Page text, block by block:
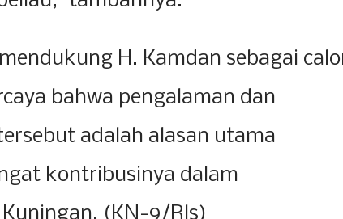
H. Kamdan sebagai
bahwa pengalaman dan
adalah alasan utama
kontribusinya dalam